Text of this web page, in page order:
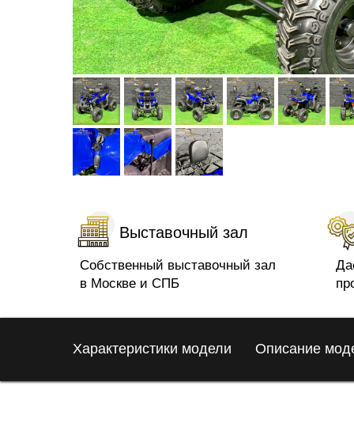
Выставочный зал
Собственный выставочный зал
в Москве и СПБ
Характеристики модели Описание